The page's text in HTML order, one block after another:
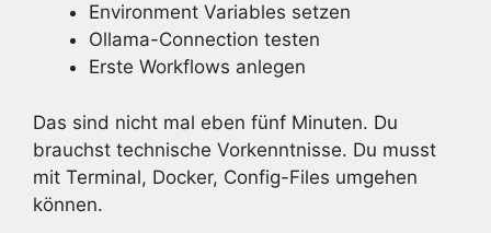
Environment Variables setzen
Ollama-Connection testen
Erste Workflows anlegen
Das sind nicht mal eben fünf Minuten. Du
brauchst technische Vorkenntnisse. Du musst
mit Terminal, Docker, Config-Files umgehen
können.